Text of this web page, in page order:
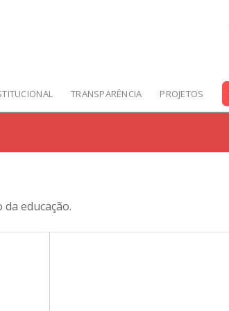
TRANSPARÊNCIA PROJETOS
educação.